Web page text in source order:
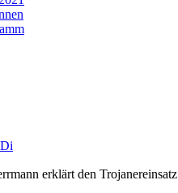
erklärt den Trojanereinsatz